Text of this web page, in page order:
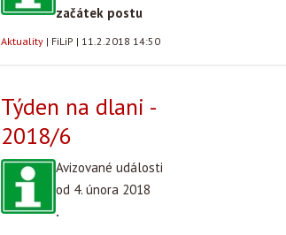
začátek postu
Aktuality | FiLiP | 11.2.2018 14:50
Týden na dlani -
2018/6
Avizované události
od 4. února 2018
.